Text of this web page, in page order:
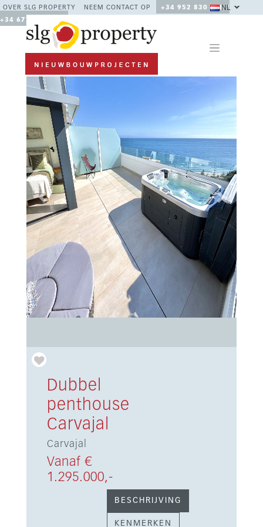
OVER SLG PROPERTY NEEM CONTACT OP
+34 952 830 378 /
+34 677 670 480
NL
Previous Next
Dubbel
penthouse
Carvajal
Carvajal
Vanaf €
1.295.000,-
BESCHRIJVING
KENMERKEN